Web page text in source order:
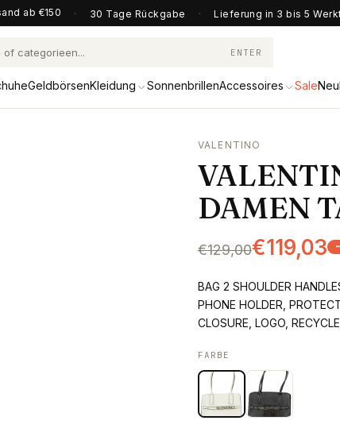
ab €150 · 30 Tage Rückgabe · Lieferung in 3 bis 5
ENTER
GeldbörsenKleidung SonnenbrillenAccessoires SaleNeu
VALENTINO
DAMEN
€129,00€119,03 -
BAG 2 SHOULDER
PHONE HOLDER,
CLOSURE, LOGO,
FARBE